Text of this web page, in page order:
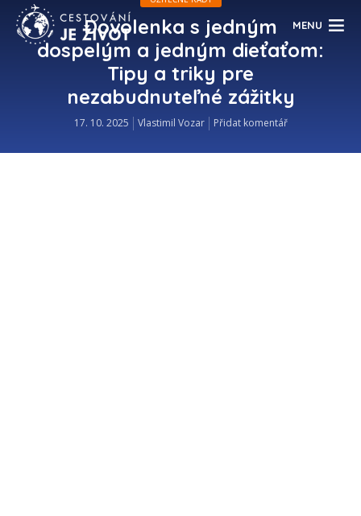
MENU
Dovolenka s jedným
dospelým a jedným dieťaťom:
Tipy a triky pre
nezabudnuteľné zážitky
17. 10. 2025 Vlastimil Vozar Přidat komentář